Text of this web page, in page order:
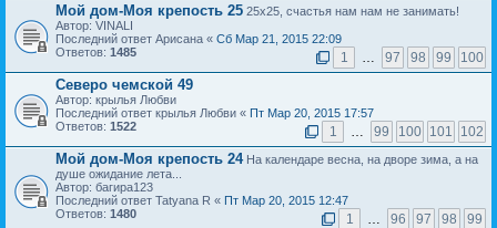
Мой дом-Моя крепость 25 25x25, счастья нам нам не занимать!
Автор: VINALI
Последний ответ Арисана « Сб Мар 21, 2015 22:09
Ответов: 1485 1 … 97 98 99 100
Северо чемской 49
Автор: крылья Любви
Последний ответ крылья Любви « Пт Мар 20, 2015 17:57
Ответов: 1522 1 … 99 100 101 102
Мой дом-Моя крепость 24На календаре весна, на дворе зима, а на
душе ожидание лета...
Автор: багира123
Последний ответ Tatyana R « Пт Мар 20, 2015 12:47
Ответов: 1480 1 … 96 97 98 99